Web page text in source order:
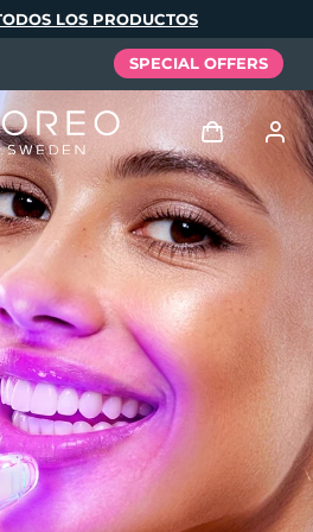
LOS PRODUCTOS
SPECIAL OFFERS
Iniciar sesión
Perfil de usuario
Mis dispositivos
Mis pedidos
Mis direcciones
Mis suscripciones
Tech Elixir
Set
Español
Português
Русский
中文 繁體中文